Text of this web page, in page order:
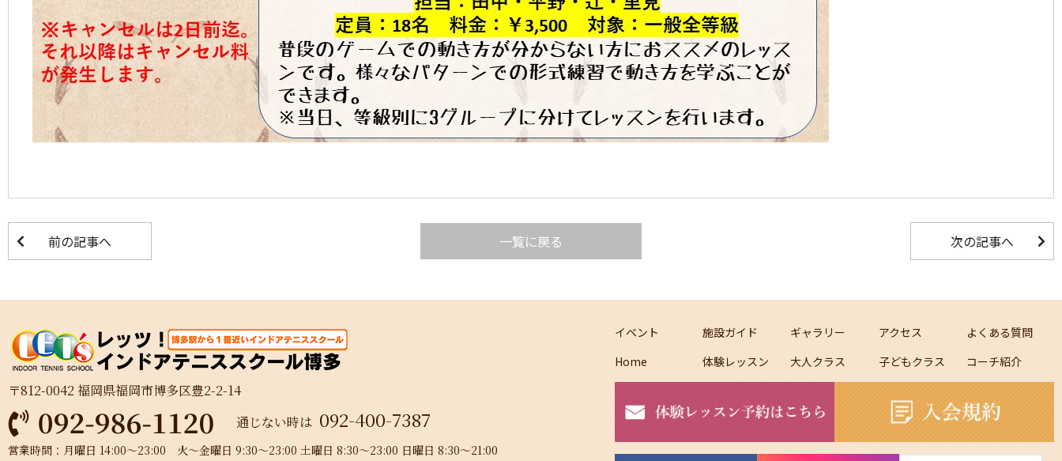
前の記事へ 一覧に戻る 次の記事へ
〒812-0042 福岡県福岡市博多区豊2-2-14
通じない時は 092-400-7387
営業時間：月曜日 14:00～23:00 火～金曜日 9:30～23:00 土曜日 8:30～23:00 日曜日 8:30～21:00
イベント 施設ガイド ギャラリー アクセス
よくある質問
Home
体験レッスン 大人クラス 子どもクラス コーチ紹介